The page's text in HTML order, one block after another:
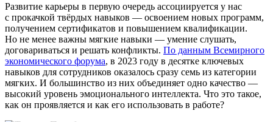
Развитие карьеры в первую очередь ассоциируется у нас
с прокачкой твёрдых навыков — освоением новых программ,
получением сертификатов и повышением квалификации.
Но не менее важны мягкие навыки — умение слушать,
договариваться и решать конфликты. По данным Всемирного
экономического форума, в 2023 году в десятке ключевых
навыков для сотрудников оказалось сразу семь из категории
мягких. И большинство из них объединяет одно качество —
высокий уровень эмоционального интеллекта. Что это такое,
как он проявляется и как его использовать в работе?